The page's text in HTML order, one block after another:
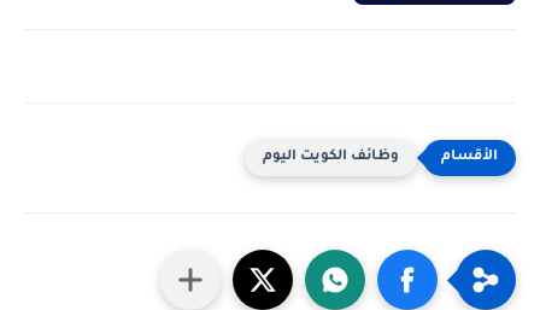
وظائف الكويت اليوم